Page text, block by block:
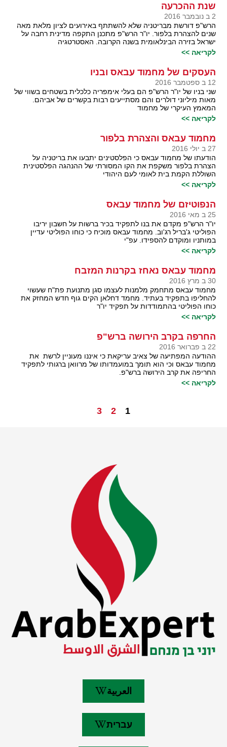
שנת ההכרעה
2 ב נובמבר 2016
הרש"פ דורשת מבריטניה שלא להשתתף באירועים לציון מלאת מאה
שנים להצהרת בלפור. יו"ר הרש"פ מתכנן התקפה מדינית רחבה על
ישראל בזירה הבינלאומית בשנה הקרובה. האסטרטגיה
לקריאה >>
העסקים של מחמוד עבאס ובניו
12 ב ספטמבר 2016
שני בניו של יו"ר הרש"פ הם בעלי אימפריה כלכלית בשטחים בשווי של
מאות מיליוני דולרים והם מסתייעים רבות בקשרים של אביהם.
המאמץ העיקרי של מחמוד
לקריאה >>
מחמוד עבאס והצהרת בלפור
27 ב יולי 2016
הודעתו של מחמוד עבאס כי הפלסטינים יתבעו את בריטניה על
הצהרת בלפור משקפת את הקו המסורתי של ההנהגה הפלסטינית
השוללת הקמת בית לאומי לעם היהודי
לקריאה >>
הנפוטיזם של מחמוד עבאס
25 ב מאי 2016
יו"ר הרש"פ מקדם את בנו לתפקיד בכיר ברשות על חשבון יריבו
הפוליטי ג'בריל רג'וב. מחמוד עבאס מוכיח כי כוחו הפוליטי עדיין
במותניו ומוקדם להספידו. עפ"י
לקריאה >>
מחמוד עבאס נאחז בקרנות המזבח
30 ב מרץ 2016
מחמוד עבאס מתחמק מלמנות לעצמו סגן מתנועת פת"ח שעשוי
להחליפו בתפקיד בעתיד. מחמד דחלאן הקים גוף חדש המחזק את
כוחו הפוליטי בהתמודדות על תפקיד יו"ר
לקריאה >>
החרפה בקרב הירושה ברש"פ
22 ב פברואר 2016
ההודעה המפתיעה של צאיב עריקאת כי איננו מעוניין לרשת את
מחמוד עבאס וכי הוא תומך במועמדותו של מרוואן ברגותי לתפקיד
החריפה את קרב הירושה ברש"פ.
לקריאה >>
1
2
3
العربية
עברית